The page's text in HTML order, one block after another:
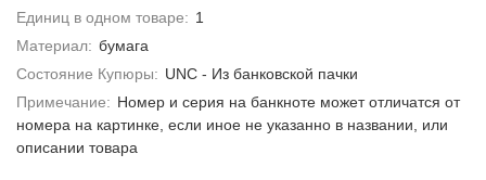
Единиц в одном товаре: 1
Материал: бумага
Состояние Купюры: UNC - Из банковской пачки
Примечание: Номер и серия на банкноте может отличатся от
номера на картинке, если иное не указанно в названии, или
описании товара